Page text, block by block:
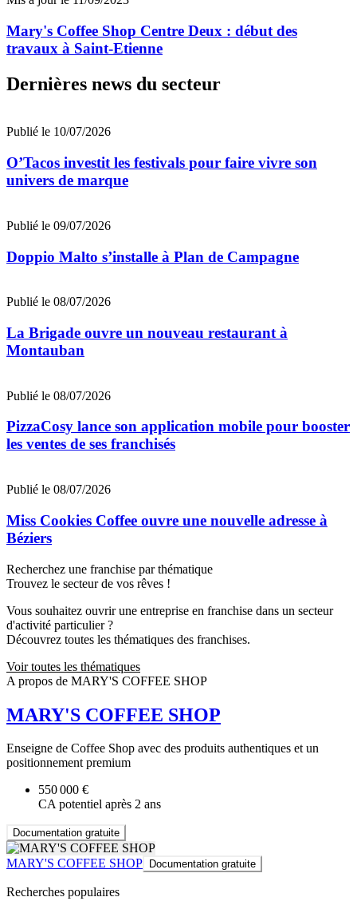
Mary's Coffee Shop Centre Deux : début des
travaux à Saint-Etienne
Dernières news du secteur
Publié le 10/07/2026
O’Tacos investit les festivals pour faire vivre son
univers de marque
Publié le 09/07/2026
Doppio Malto s’installe à Plan de Campagne
Publié le 08/07/2026
La Brigade ouvre un nouveau restaurant à
Montauban
Publié le 08/07/2026
PizzaCosy lance son application mobile pour booster
les ventes de ses franchisés
Publié le 08/07/2026
Miss Cookies Coffee ouvre une nouvelle adresse à
Béziers
Recherchez une franchise par thématique
Trouvez le secteur de vos rêves !
Vous souhaitez ouvrir une entreprise en franchise dans un secteur
d'activité particulier ?
Découvrez toutes les thématiques des franchises.
Voir toutes les thématiques
A propos de MARY'S COFFEE SHOP
MARY'S COFFEE SHOP
Enseigne de Coffee Shop avec des produits authentiques et un
positionnement premium
550 000 €
CA potentiel après 2 ans
Documentation gratuite
MARY'S COFFEE SHOP Documentation gratuite
Recherches populaires